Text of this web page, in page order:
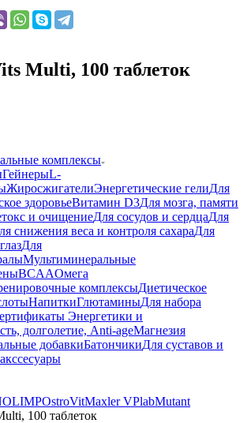
Multi, 100 таблеток
комплексы
ГейнерыL-
ЖиросжигателиЭнергетические гелиДля
здоровьеВитамин D3Для мозга, памяти
и очищениеДля сосудов и сердцаДля
снижения веса и контроля сахараДля
Для
Мультиминеральные
BCAAОмега
комплексыДиетическое
НапиткиГлютаминыДля набора
Энергетики и
долголетие, Anti-ageМагнезия
добавкиБатончикиДля суставов и
OLIMPOstroVitMaxlerVPlabMutant
100 таблеток